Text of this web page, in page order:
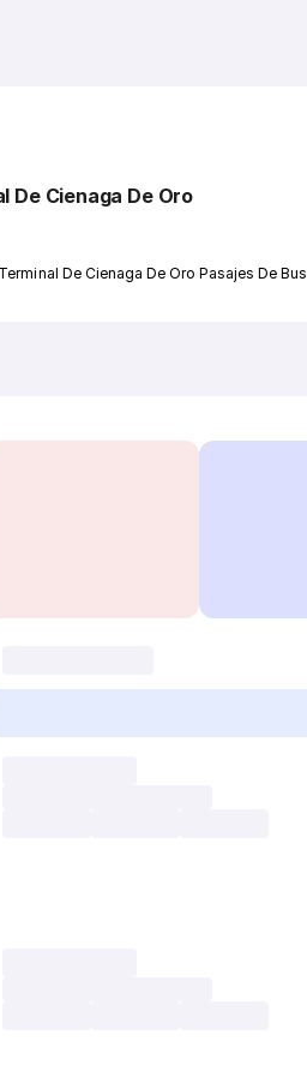
De Cienaga De Oro
De Cienaga De Oro Pasajes De Bus